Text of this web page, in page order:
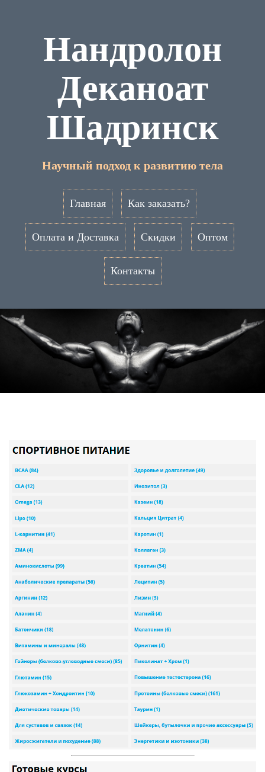
Нандролон
Деканоат
Шадринск
Научный подход к развитию тела
Главная Как заказать?
Оплата и Доставка Скидки Оптом
Контакты